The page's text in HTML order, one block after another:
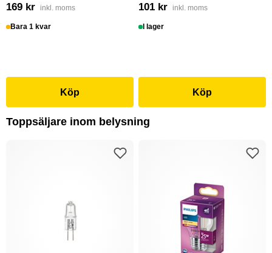
169 kr inkl. moms
Bara 1 kvar
Köp
101 kr inkl. moms
I lager
Köp
Toppsäljare inom belysning